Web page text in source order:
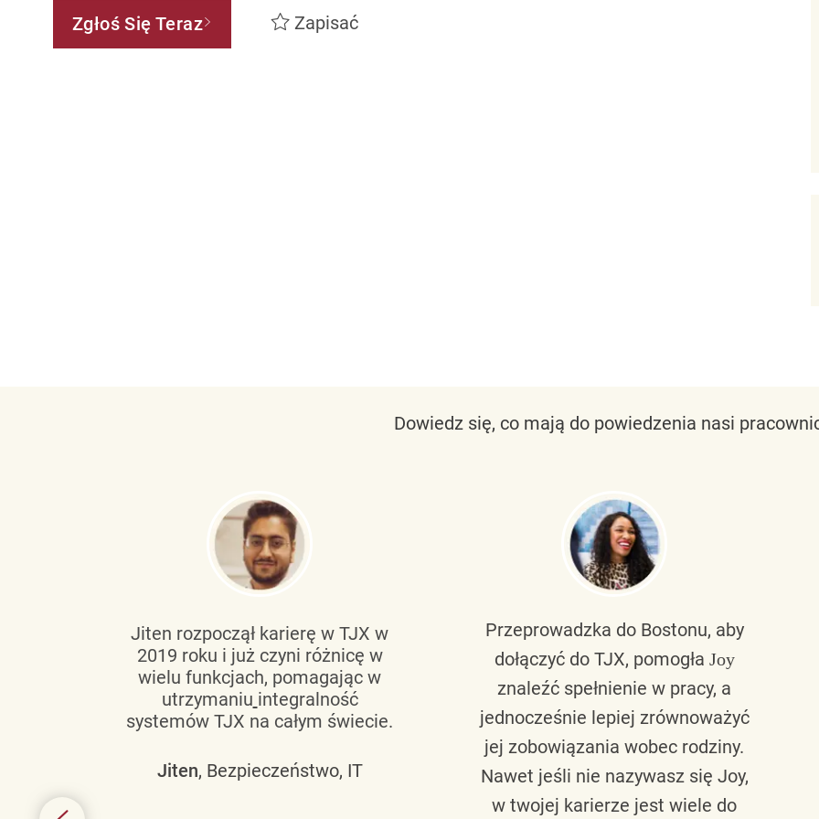
Zgłoś Się Teraz Zapisać
Dowiedz się, co mają do powiedzenia nasi
Jiten rozpoczął karierę w TJX w
2019 roku i już czyni różnicę w
wielu funkcjach, pomagając w
utrzymaniu integralność
systemów TJX na całym świecie.
Jiten, Bezpieczeństwo, IT
Przeprowadzka do Bostonu, aby
dołączyć do TJX, pomogła Joy
znaleźć spełnienie w pracy, a
jednocześnie lepiej zrównoważyć
jej zobowiązania wobec rodziny.
Nawet jeśli nie nazywasz się Joy,
w twojej karierze jest wiele do